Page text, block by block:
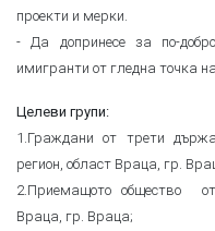
проекти и мерки.
- Да допринесе за по-
имигранти от гледна точка
Целеви групи:
1.Граждани от трети
регион, област Враца, гр.
2.Приемащото общество
Враца, гр. Враца;